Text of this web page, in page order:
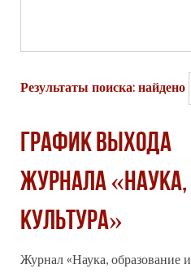
Результаты поиска: найдено
График выхода
журнала «Наука,
культура»
Журнал «Наука, образование